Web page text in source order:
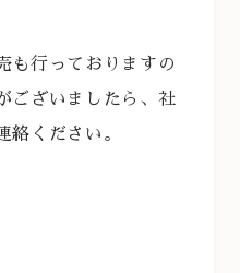
も行っておりますの
ございましたら、社
絡ください。